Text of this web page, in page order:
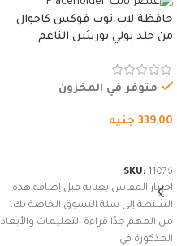
حافظة لاب توب فوكس كاجوال
من جلد بولي يوريثين الناعم
وسوستة.
متوفر في المخزون
339,00 جنيه
SKU: 11076
اختيار المقاس بعناية قبل إضافة هذه
الشنطة إلى سلة التسوق الخاصة بك،
من المهم جدًا قراءة التعليمات والأبعاد
المذكورة في